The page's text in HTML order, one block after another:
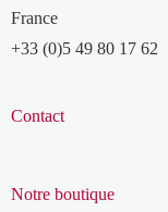
France
+33 (0)5 49 80 17 62
Contact
Notre boutique